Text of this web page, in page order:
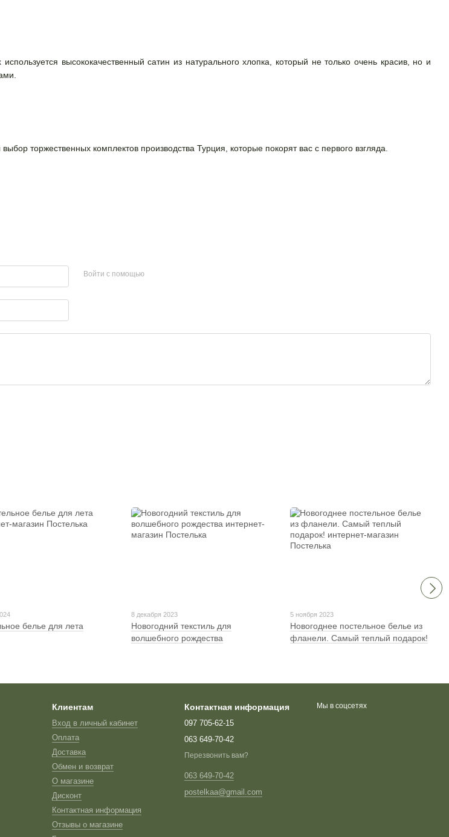
высококачественный сатин из натурального хлопка, который не только очень красив, но и
торжественных комплектов производства Турция, которые покорят вас с первого взгляда.
Войти с помощью
белье для лета
8 декабря 2023
Новогодний текстиль для
волшебного рождества
5 ноября 2023
Новогоднее постельное белье из
фланели. Самый теплый подарок!
Клиентам
Вход в личный кабинет
Оплата
Доставка
Обмен и возврат
О магазине
Дисконт
Контактная информация
Отзывы о магазине
Контактная информация
097 705-62-15
063 649-70-42
Перезвонить вам?
063 649-70-42
postelkaa@gmail.com
Мы в соцсетях